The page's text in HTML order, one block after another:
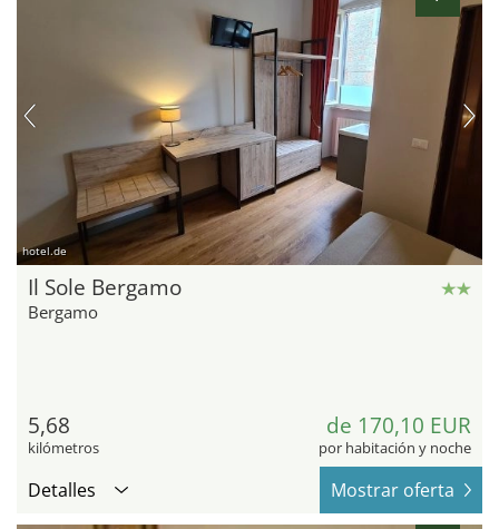
hotel.de
Il Sole Bergamo
Bergamo
5,68
kilómetros
de 170,10 EUR
por habitación y noche
Detalles Mostrar oferta